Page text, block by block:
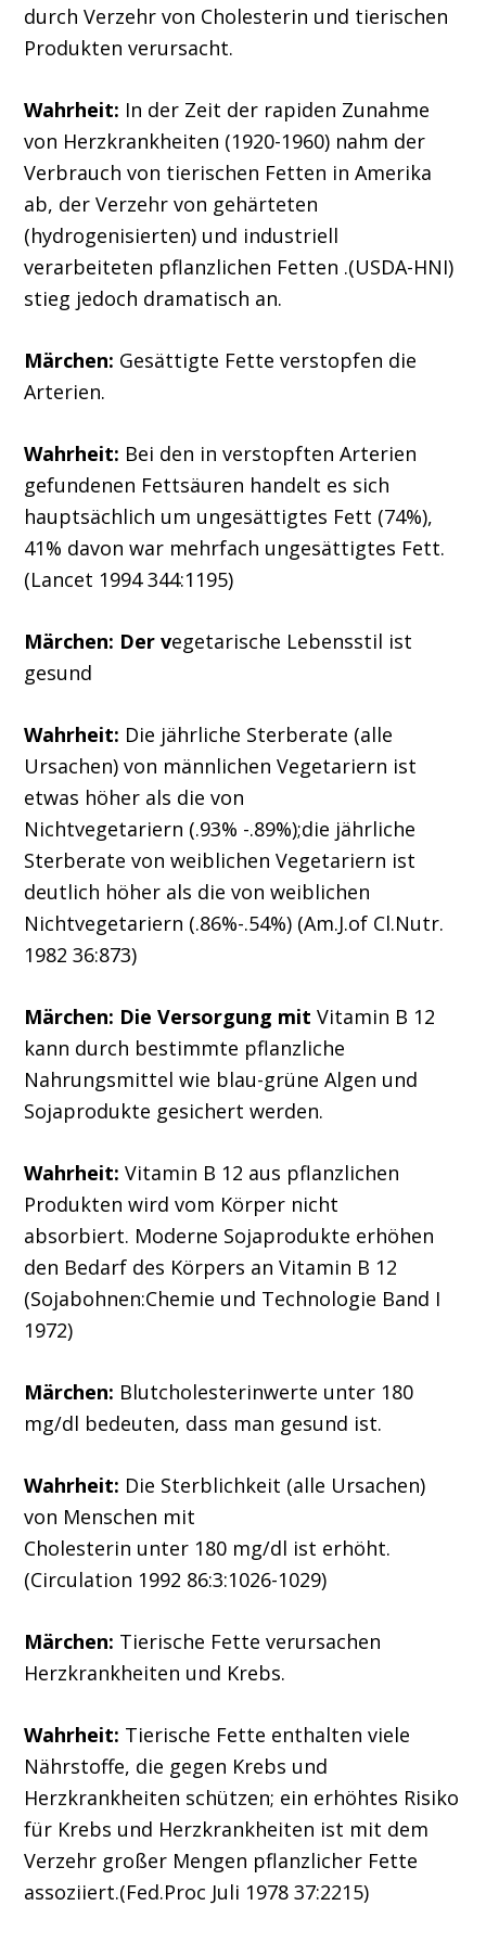
durch Verzehr von Cholesterin und tierischen
Produkten verursacht.
Wahrheit: In der Zeit der rapiden Zunahme
von Herzkrankheiten (1920-1960) nahm der
Verbrauch von tierischen Fetten in Amerika
ab, der Verzehr von gehärteten
(hydrogenisierten) und industriell
verarbeiteten pflanzlichen Fetten .(USDA-HNI)
stieg jedoch dramatisch an.
Märchen: Gesättigte Fette verstopfen die
Arterien.
Wahrheit: Bei den in verstopften Arterien
gefundenen Fettsäuren handelt es sich
hauptsächlich um ungesättigtes Fett (74%),
41% davon war mehrfach ungesättigtes Fett.
(Lancet 1994 344:1195)
Märchen: Der vegetarische Lebensstil ist
gesund
Wahrheit: Die jährliche Sterberate (alle
Ursachen) von männlichen Vegetariern ist
etwas höher als die von
Nichtvegetariern (.93% -.89%);die jährliche
Sterberate von weiblichen Vegetariern ist
deutlich höher als die von weiblichen
Nichtvegetariern (.86%-.54%) (Am.J.of Cl.Nutr.
1982 36:873)
Märchen: Die Versorgung mitVitamin B 12
kann durch bestimmte pflanzliche
Nahrungsmittel wie blau-grüne Algen und
Sojaprodukte gesichert werden.
Wahrheit:Vitamin B 12 aus pflanzlichen
Produkten wird vom Körper nicht
absorbiert. Moderne Sojaprodukte erhöhen
den Bedarf des Körpers an Vitamin B 12
(Sojabohnen:Chemie und Technologie Band I
1972)
Märchen: Blutcholesterinwerte unter 180
mg/dl bedeuten, dass man gesund ist.
Wahrheit: Die Sterblichkeit (alle Ursachen)
von Menschen mit
Cholesterin unter 180 mg/dl ist erhöht.
(Circulation 1992 86:3:1026-1029)
Märchen: Tierische Fette verursachen
Herzkrankheiten und Krebs.
Wahrheit: Tierische Fette enthalten viele
Nährstoffe, die gegen Krebs und
Herzkrankheiten schützen; ein erhöhtes Risiko
für Krebs und Herzkrankheiten ist mit dem
Verzehr großer Mengen pflanzlicher Fette
assoziiert.(Fed.Proc Juli 1978 37:2215)